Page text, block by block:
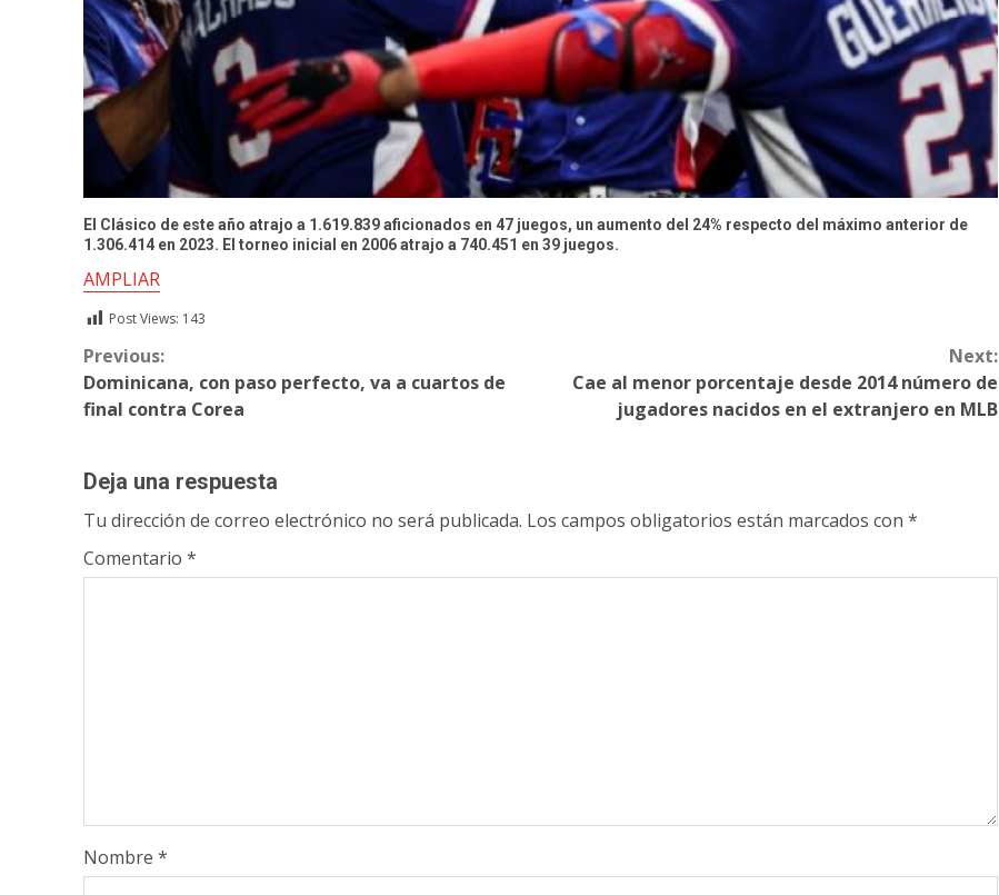
El Clásico de este año atrajo a 1.619.839 aficionados en 47 juegos, un aumento del 24% respecto del máximo anterior de
1.306.414 en 2023. El torneo inicial en 2006 atrajo a 740.451 en 39 juegos.
AMPLIAR
Post Views: 143
Continue
Reading
Previous:
Dominicana, con paso perfecto, va a cuartos de
final contra Corea
Next:
Cae al menor porcentaje desde 2014 número de
jugadores nacidos en el extranjero en MLB
Deja una respuesta
Tu dirección de correo electrónico no será publicada. Los campos obligatorios están marcados con *
Comentario *
Nombre *